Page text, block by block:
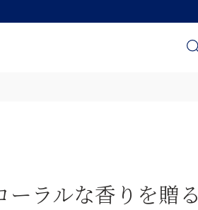
ラルな香りを贈る